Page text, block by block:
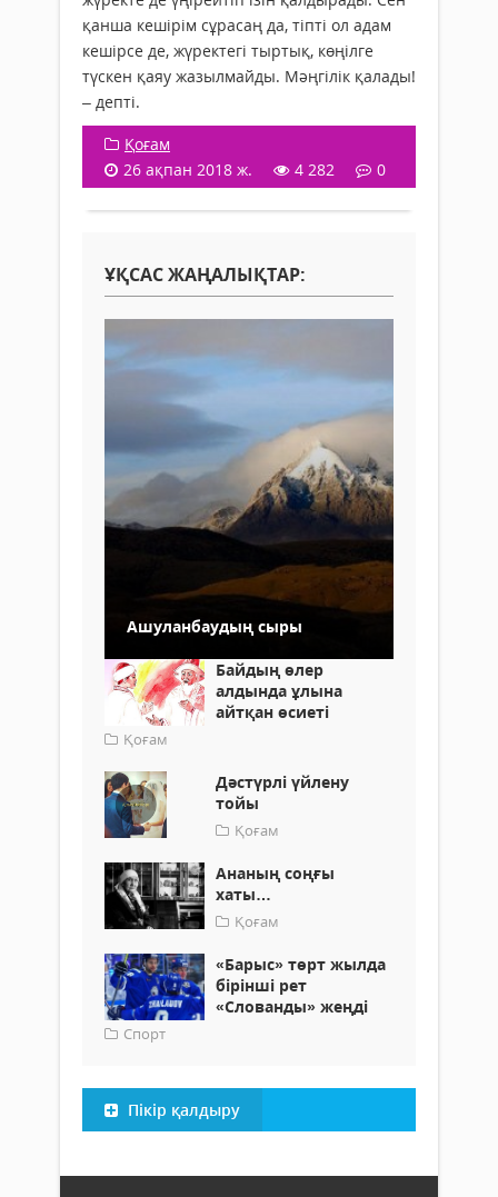
қанша кешірім сұрасаң да, тіпті ол адам
кешірсе де, жүректегі тыртық, көңілге
түскен қаяу жазылмайды. Мәңгілік қалады!
– депті.
Қоғам
26 ақпан 2018 ж.
4 282 0
ҰҚСАС ЖАҢАЛЫҚТАР:
Ашуланбаудың сыры
Байдың өлер
алдында ұлына
айтқан өсиеті
Қоғам
Дәстүрлі үйлену
тойы
Қоғам
Ананың соңғы
хаты…
Қоғам
«Барыс» төрт жылда
бірінші рет
«Слованды» жеңді
Спорт
Пікір қалдыру